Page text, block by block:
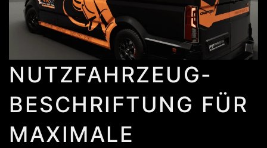
NUTZFAHRZEUG-
BESCHRIFTUNG FÜR
MAXIMALE